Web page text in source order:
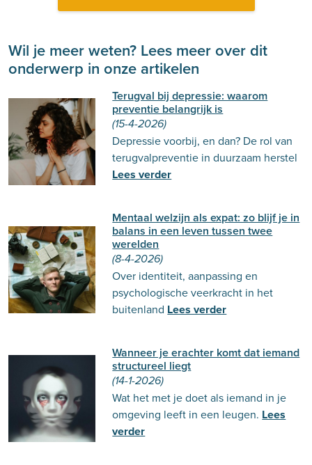
Wil je meer weten? Lees meer over dit
onderwerp in onze artikelen
Terugval bij depressie: waarom
preventie belangrijk is
(15-4-2026)
Depressie voorbij, en dan? De rol van
terugvalpreventie in duurzaam herstel
Lees verder
Mentaal welzijn als expat: zo blijf je in
balans in een leven tussen twee
werelden
(8-4-2026)
Over identiteit, aanpassing en
psychologische veerkracht in het
buitenland Lees verder
Wanneer je erachter komt dat iemand
structureel liegt
(14-1-2026)
Wat het met je doet als iemand in je
omgeving leeft in een leugen. Lees
verder